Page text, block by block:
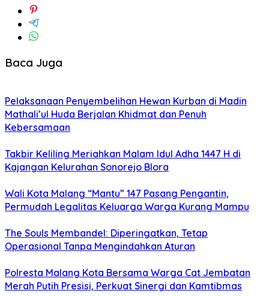
Baca Juga
Pelaksanaan Penyembelihan Hewan Kurban di Madin
Mathali’ul Huda Berjalan Khidmat dan Penuh
Kebersamaan
Takbir Keliling Meriahkan Malam Idul Adha 1447 H di
Kajangan Kelurahan Sonorejo Blora
Wali Kota Malang “Mantu” 147 Pasang Pengantin,
Permudah Legalitas Keluarga Warga Kurang Mampu
The Souls Membandel: Diperingatkan, Tetap
Operasional Tanpa Mengindahkan Aturan
Polresta Malang Kota Bersama Warga Cat Jembatan
Merah Putih Presisi, Perkuat Sinergi dan Kamtibmas